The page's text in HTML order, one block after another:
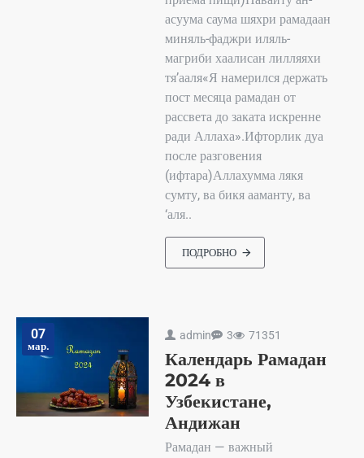
асуума саума шяхри рамадаан
миняль-фаджри иляль-
магриби хаалисан лилляяхи
тя’ааля«Я намерился держать
пост месяца рамадан от
рассвета до заката искренне
ради Аллаха».Ифторлик дуа
после разговения
(ифтара)Аллахумма лякя
сумту, ва бикя ааманту, ва
‘аля..
ПОДРОБНО
07
мар.
admin 3 71351
Календарь Рамадан
2024 в
Узбекистане,
Андижан
Рамадан — важный